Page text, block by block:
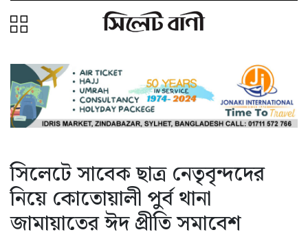
সিলেটে সাবেক ছাত্র নেতৃবৃন্দদের
নিয়ে কোতোয়ালী পুর্ব থানা
জামায়াতের ঈদ প্রীতি সমাবেশ